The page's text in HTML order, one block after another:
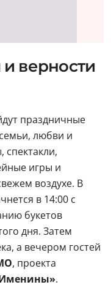
верности
праздничные
любви и
спектакли,
игры и
воздухе. В
в 14:00 с
букетов
дня. Затем
а вечером гостей
, проекта
.